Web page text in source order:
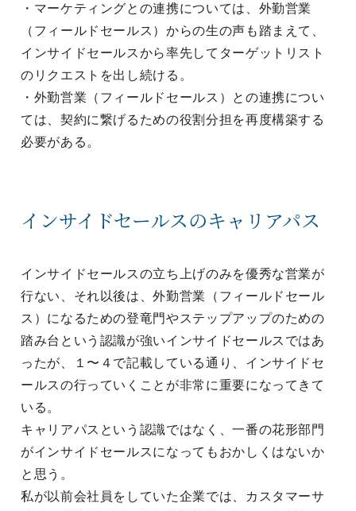
・マーケティングとの連携については、外勤営業
（フィールドセールス）からの生の声も踏まえて、
インサイドセールスから率先してターゲットリスト
のリクエストを出し続ける。
・外勤営業（フィールドセールス）との連携につい
ては、契約に繋げるための役割分担を再度構築する
必要がある。
インサイドセールスのキャリアパス
インサイドセールスの立ち上げのみを優秀な営業が
行ない、それ以後は、外勤営業（フィールドセール
ス）になるための登竜門やステップアップのための
踏み台という認識が強いインサイドセールスではあ
ったが、１〜４で記載している通り、インサイドセ
ールスの行っていくことが非常に重要になってきて
いる。
キャリアパスという認識ではなく、一番の花形部門
がインサイドセールスになってもおかしくはないか
と思う。
私が以前会社員をしていた企業では、カスタマーサ